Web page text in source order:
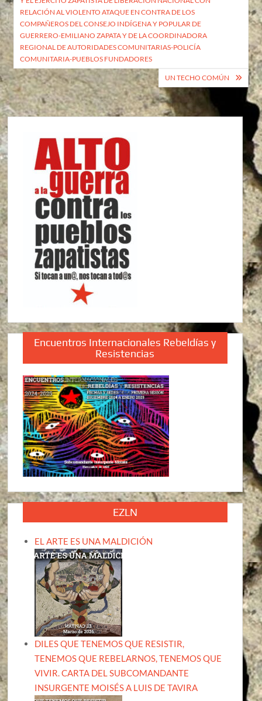
entradas
RELACIÓN AL VIOLENTO ATAQUE EN CONTRA DE LOS
COMPAÑEROS DEL CONSEJO INDÍGENA Y POPULAR DE
GUERRERO-EMILIANO ZAPATA Y DE LA COORDINADORA
REGIONAL DE AUTORIDADES COMUNITARIAS-POLICÍA
COMUNITARIA-PUEBLOS FUNDADORES
UN TECHO COMÚN
Encuentros Internacionales Rebeldías y
Resistencias
EZLN
EL ARTE ES UNA MALDICIÓN
DILES QUE TENEMOS QUE RESISTIR,
TENEMOS QUE REBELARNOS, TENEMOS QUE
VIVIR. CARTA DEL SUBCOMANDANTE
INSURGENTE MOISÉS A LUIS DE TAVIRA